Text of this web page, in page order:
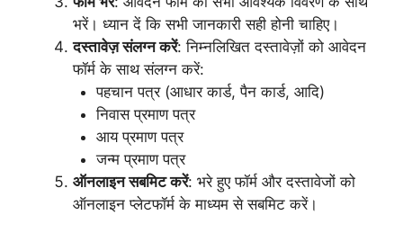
भरें। ध्यान दें कि सभी जानकारी सही होनी चाहिए।
दस्तावेज़ संलग्न करें: निम्नलिखित दस्तावेज़ों को आवेदन
फॉर्म के साथ संलग्न करें:
पहचान पत्र (आधार कार्ड, पैन कार्ड, आदि)
निवास प्रमाण पत्र
आय प्रमाण पत्र
जन्म प्रमाण पत्र
ऑनलाइन सबमिट करें: भरे हुए फॉर्म और दस्तावेजों को
ऑनलाइन प्लेटफॉर्म के माध्यम से सबमिट करें।